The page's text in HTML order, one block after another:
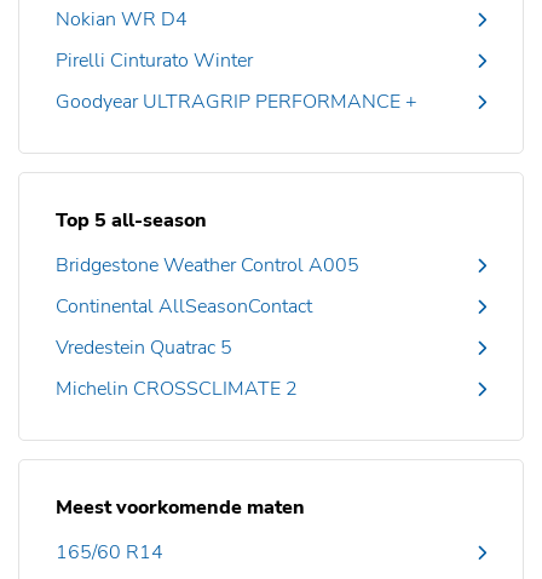
Nokian WR D4
Pirelli Cinturato Winter
Goodyear ULTRAGRIP PERFORMANCE +
Top 5 all-season
Bridgestone Weather Control A005
Continental AllSeasonContact
Vredestein Quatrac 5
Michelin CROSSCLIMATE 2
Meest voorkomende maten
165/60 R14